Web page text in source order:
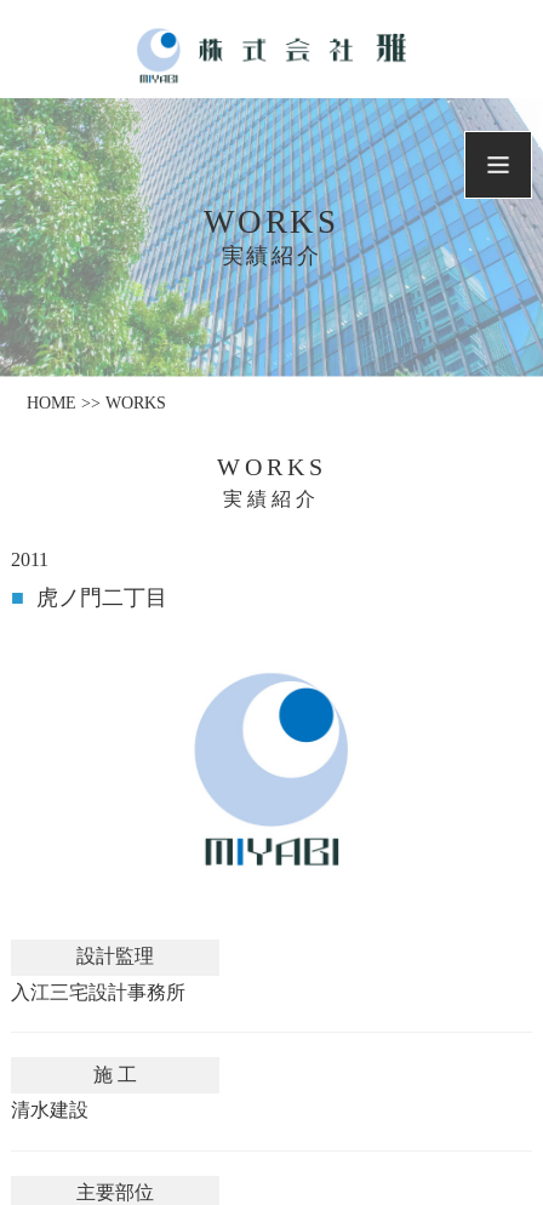
WORKS
実績紹介
HOME >> WORKS
WORKS
実績紹介
2011
■ 虎ノ門二丁目
設計監理
入江三宅設計事務所
施 工
清水建設
主要部位